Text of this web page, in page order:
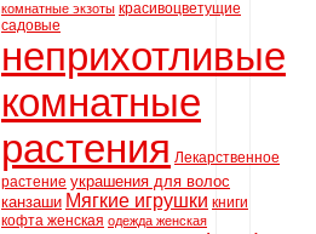
комнатные экзоты красивоцветущие
садовые
неприхотливые
комнатные
растения Лекарственное
растение украшения для волос
канзаши Мягкие игрушки книги
кофта женская одежда женская